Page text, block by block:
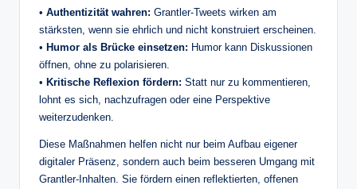
• Authentizität wahren: Grantler‑Tweets wirken am
stärksten, wenn sie ehrlich und nicht konstruiert erscheinen.
• Humor als Brücke einsetzen: Humor kann Diskussionen
öffnen, ohne zu polarisieren.
• Kritische Reflexion fördern: Statt nur zu kommentieren,
lohnt es sich, nachzufragen oder eine Perspektive
weiterzudenken.
Diese Maßnahmen helfen nicht nur beim Aufbau eigener
digitaler Präsenz, sondern auch beim besseren Umgang mit
Grantler‑Inhalten. Sie fördern einen reflektierten, offenen